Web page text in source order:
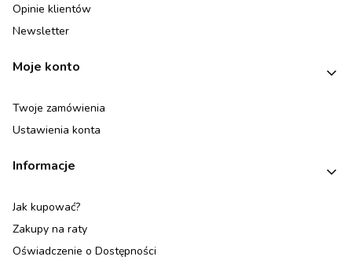
Opinie klientów
Newsletter
Moje konto
Twoje zamówienia
Ustawienia konta
Informacje
Jak kupować?
Zakupy na raty
Oświadczenie o Dostępności